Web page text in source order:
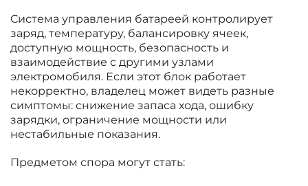
Система управления батареей контролирует
заряд, температуру, балансировку ячеек,
доступную мощность, безопасность и
взаимодействие с другими узлами
электромобиля. Если этот блок работает
некорректно, владелец может видеть разные
симптомы: снижение запаса хода, ошибку
зарядки, ограничение мощности или
нестабильные показания.
Предметом спора могут стать: